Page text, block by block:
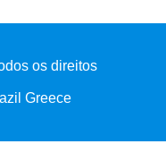
os direitos
Greece